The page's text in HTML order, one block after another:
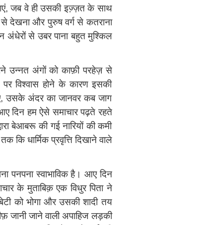
जाएं, जब वे ही उसकी इज्‍़ज़त के साथ
देखना और पुरुष वर्ग से कतराना
अंधेरों से उबर पाना बहुत मुश्किल
उन्नत अंगों को काफ़ी परहेज़ से
विश्‍वास होने के कारण इसकी
उसके अंदर का जानवर कब जाग
दिन हम ऐसे समाचार पढ़ते रहते
बेआबरू की गई नारियों की कमी
कि धार्मिक प्रवृत्ति दिखाने वाले
पनपना स्वाभाविक है। आए दिन
के मुताबिक़ एक विधुर पिता ने
को भोगा और उसकी शादी तय
जानी जाने वाली अपाहिज लड़की